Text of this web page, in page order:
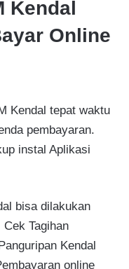
Kendal
Online
Kendal tepat waktu
pembayaran.
instal Aplikasi
bisa dilakukan
Tagihan
Kendal
online